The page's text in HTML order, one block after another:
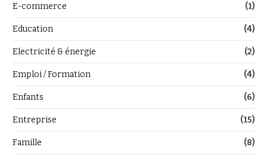
E-commerce (1)
Education (4)
Electricité & énergie (2)
Emploi / Formation (4)
Enfants (6)
Entreprise (15)
Famille (8)